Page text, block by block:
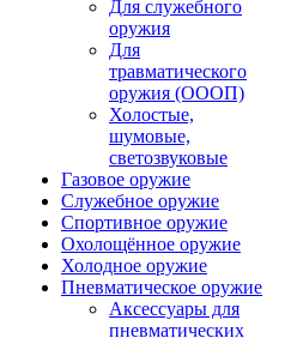
Для служебного
оружия
Для
травматического
оружия (ОООП)
Холостые,
шумовые,
светозвуковые
Газовое оружие
Служебное оружие
Спортивное оружие
Охолощённое оружие
Холодное оружие
Пневматическое оружие
Аксессуары для
пневматических